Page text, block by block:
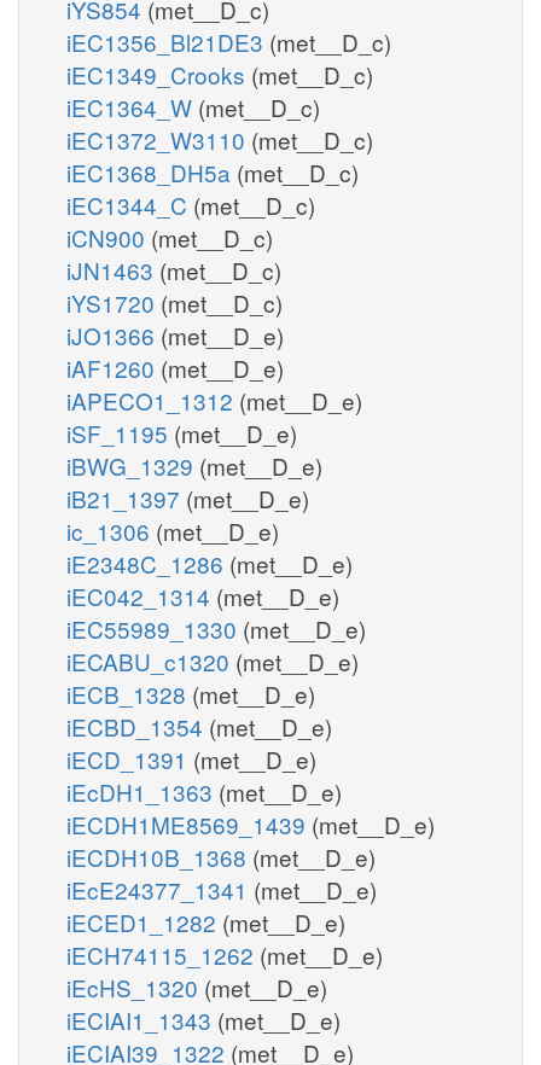
iYS854 (met__D_c)
iEC1356_Bl21DE3 (met__D_c)
iEC1349_Crooks (met__D_c)
iEC1364_W (met__D_c)
iEC1372_W3110 (met__D_c)
iEC1368_DH5a (met__D_c)
iEC1344_C (met__D_c)
iCN900 (met__D_c)
iJN1463 (met__D_c)
iYS1720 (met__D_c)
iJO1366 (met__D_e)
iAF1260 (met__D_e)
iAPECO1_1312 (met__D_e)
iSF_1195 (met__D_e)
iBWG_1329 (met__D_e)
iB21_1397 (met__D_e)
ic_1306 (met__D_e)
iE2348C_1286 (met__D_e)
iEC042_1314 (met__D_e)
iEC55989_1330 (met__D_e)
iECABU_c1320 (met__D_e)
iECB_1328 (met__D_e)
iECBD_1354 (met__D_e)
iECD_1391 (met__D_e)
iEcDH1_1363 (met__D_e)
iECDH1ME8569_1439 (met__D_e)
iECDH10B_1368 (met__D_e)
iEcE24377_1341 (met__D_e)
iECED1_1282 (met__D_e)
iECH74115_1262 (met__D_e)
iEcHS_1320 (met__D_e)
iECIAI1_1343 (met__D_e)
iECIAI39_1322 (met__D_e)